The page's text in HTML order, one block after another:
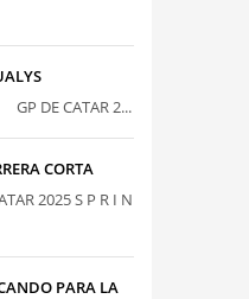
DE CATAR 2...
CORTA
2025 S P R I N
PARA LA